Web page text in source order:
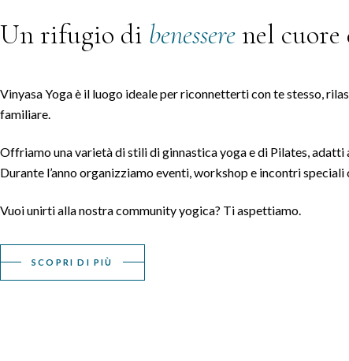
Un rifugio di benesserenel
Vinyasa Yoga è il luogo ideale per riconnetterti con te stesso,
familiare.
Offriamo una varietà di stili di ginnastica yoga e di Pilates,
Durante l’anno organizziamo eventi, workshop e incontri
Vuoi unirti alla nostra community yogica? Ti aspettiamo.
SCOPRI DI PIÙ